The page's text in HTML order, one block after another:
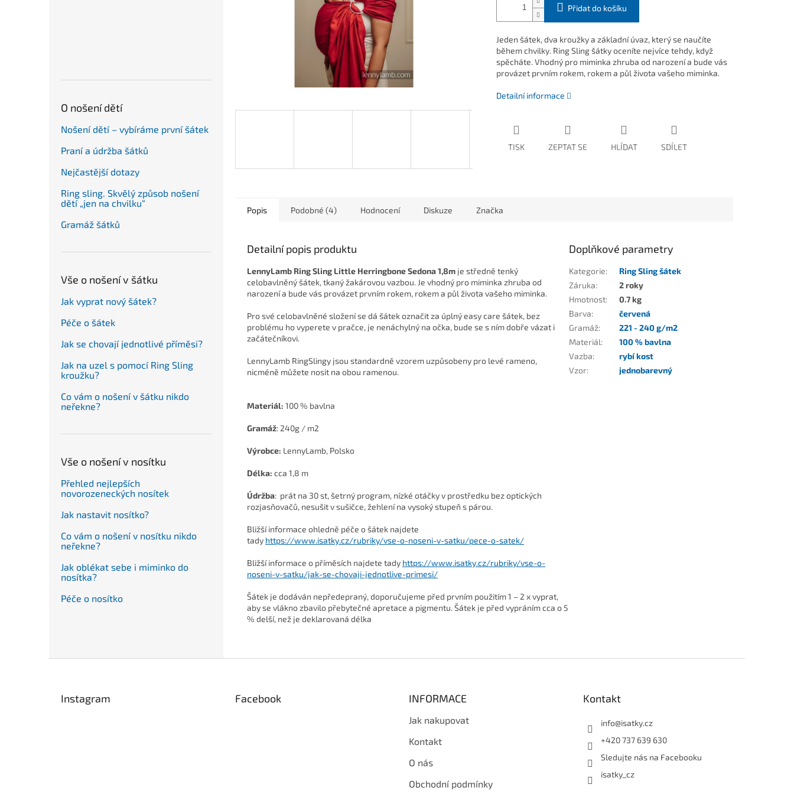
O nošení dětí
Nošení dětí – vybíráme první šátek
Praní a údržba šátků
Nejčastější dotazy
Ring sling. Skvělý způsob nošení
dětí „jen na chvilku“
Gramáž šátků
Vše o nošení v šátku
Jak vyprat nový šátek?
Péče o šátek
Jak se chovají jednotlivé příměsi?
Jak na uzel s pomocí Ring Sling
kroužku?
Co vám o nošení v šátku nikdo
neřekne?
Vše o nošení v nosítku
Přehled nejlepších
novorozeneckých nosítek
Jak nastavit nosítko?
Co vám o nošení v nosítku nikdo
neřekne?
Jak oblékat sebe i miminko do
nosítka?
Péče o nosítko
Přidat do košíku
Jeden šátek, dva kroužky a základní úvaz, který se naučíte
během chvilky. Ring Sling šátky oceníte nejvíce tehdy, když
spěcháte. Vhodný pro miminka zhruba od narození a bude vás
provázet prvním rokem, rokem a půl života vašeho miminka.
Detailní informace
TISK ZEPTAT SE HLÍDAT SDÍLET
Popis Podobné (4) Hodnocení Diskuze Značka
Detailní popis produktu
LennyLamb Ring Sling Little Herringbone Sedona 1,8m je středně tenký
celobavlněný šátek, tkaný žakárovou vazbou. Je vhodný pro miminka zhruba od
narození a bude vás provázet prvním rokem, rokem a půl života vašeho miminka.
Pro své celobavlněné složení se dá šátek označit za úplný easy care šátek, bez
problému ho vyperete v pračce, je nenáchylný na očka, bude se s ním dobře vázat i
začátečníkovi.
LennyLamb RingSlingy jsou standardně vzorem uzpůsobeny pro levé rameno,
nicméně můžete nosit na obou ramenou.
Materiál: 100 % bavlna
Gramáž: 240g / m2
Výrobce: LennyLamb, Polsko
Délka: cca 1,8 m
Údržba: prát na 30 st, šetrný program, nízké otáčky v prostředku bez optických
rozjasňovačů, nesušit v sušičce, žehlení na vysoký stupeň s párou.
Bližší informace ohledně péče o šátek najdete
tady https://www.isatky.cz/rubriky/vse-o-noseni-v-satku/pece-o-satek/
Bližší informace o příměsích najdete tady https://www.isatky.cz/rubriky/vse-o-
noseni-v-satku/jak-se-chovaji-jednotlive-primesi/
Šátek je dodáván nepředepraný, doporučujeme před prvním použitím 1 – 2 x vyprat,
aby se vlákno zbavilo přebytečné apretace a pigmentu. Šátek je před vypráním cca o 5
% delší, než je deklarovaná délka
Doplňkové parametry
Kategorie:
Ring Sling šátek
Záruka:
2 roky
Hmotnost:
0.7 kg
Barva:
červená
Gramáž:
221 - 240 g/m2
Materiál:
100 % bavlna
Vazba:
rybí kost
Vzor: jednobarevný
Instagram Facebook INFORMACE
Jak nakupovat
Kontakt
O nás
Obchodní podmínky
Kontakt
info@isatky.cz
+420 737 639 630
Sledujte nás na Facebooku
isatky_cz